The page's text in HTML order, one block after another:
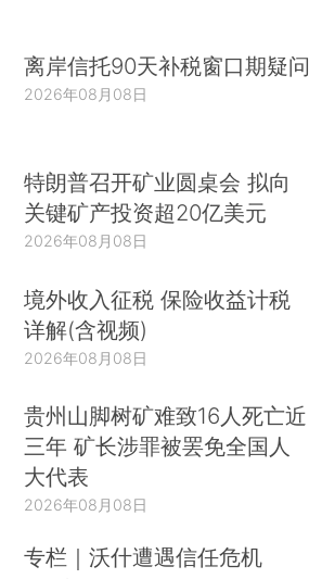
离岸信托90天补税窗口期疑问
2026年08月08日
特朗普召开矿业圆桌会 拟向
关键矿产投资超20亿美元
2026年08月08日
境外收入征税 保险收益计税
详解(含视频)
2026年08月08日
贵州山脚树矿难致16人死亡近
三年 矿长涉罪被罢免全国人
大代表
2026年08月08日
专栏｜沃什遭遇信任危机